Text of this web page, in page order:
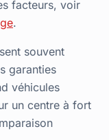
facteurs, voir
.
souvent
garanties
véhicules
un centre à fort